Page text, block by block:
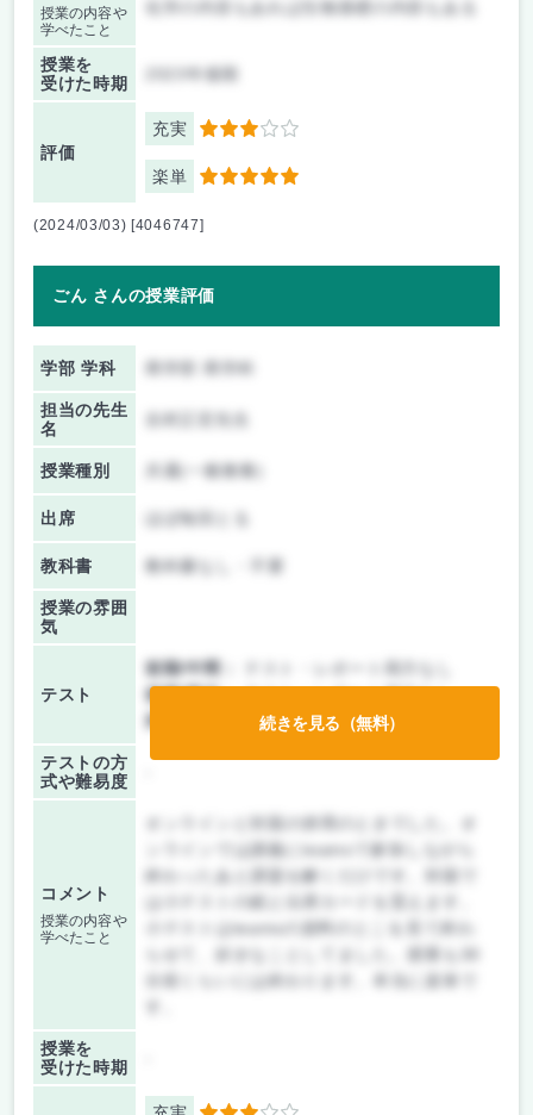
授業の内容や
学べたこと
化学の内容もあれば生物基礎の内容もある
授業を
受けた時期
2023年後期
評価
充実 3
楽単 5
(2024/03/03) [4046747]
ごん さんの授業評価
学部 学科
担当の先生
名
授業種別 共通(一般教養)
出席 ほぼ毎回とる
教科書 教科書なし・不要
授業の雰囲
気
テスト
前期/中間：
後期/期末：
テストなし
テストの方
式や難易度
コメント
授業の内容や
学べたこと
ンラインでは講義にteamsで参加しながら
終わったあと課題を解くだけです。対面で
は小テストの紙と出席カードを貰えます。
小テストはteamsの資料のとこを見て終わ
授業を
受けた時期
続きを見る（無料）